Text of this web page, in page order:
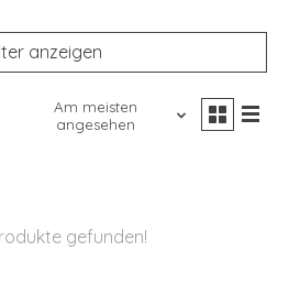
anzeigen
Am meisten
angesehen
gefunden!